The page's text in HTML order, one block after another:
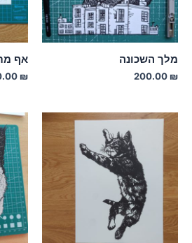
מלך השכונה
200.00 ₪
אף
₪